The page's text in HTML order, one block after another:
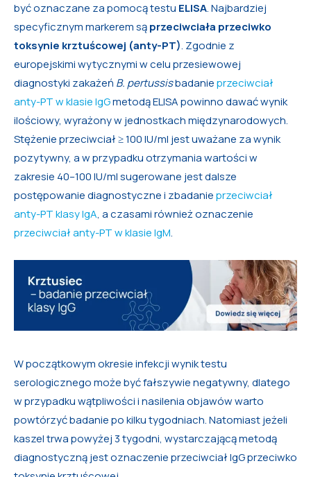
być oznaczane za pomocą testu ELISA. Najbardziej
specyficznym markerem sąprzeciwciała przeciwko
toksynie krztuścowej (anty-PT). Zgodnie z
europejskimi wytycznymi w celu przesiewowej
diagnostyki zakażeń B. pertussisbadanieprzeciwciał
anty-PT w klasie IgGmetodą ELISA powinno dawać wynik
ilościowy, wyrażony w jednostkach międzynarodowych.
Stężenie przeciwciał ≥ 100 IU/ml jest uważane za wynik
pozytywny, a w przypadku otrzymania wartości w
zakresie 40–100 IU/ml sugerowane jest dalsze
postępowanie diagnostyczne i zbadanieprzeciwciał
anty-PT klasy IgA, a czasami również oznaczenie
przeciwciał anty-PT w klasie IgM.
W początkowym okresie infekcji wynik testu
serologicznego może być fałszywie negatywny, dlatego
w przypadku wątpliwości i nasilenia objawów warto
powtórzyć badanie po kilku tygodniach. Natomiast jeżeli
kaszel trwa powyżej 3 tygodni, wystarczającą metodą
diagnostyczną jest oznaczenie przeciwciał IgG przeciwko